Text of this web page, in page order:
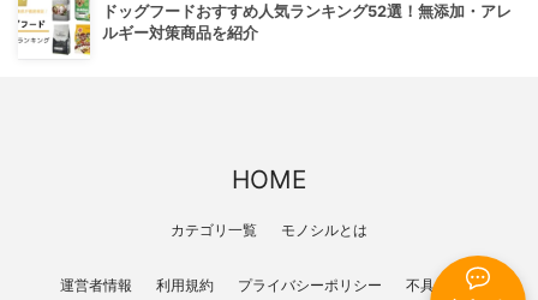
ドッグフードおすすめ人気ランキング52選！無添加・アレ
ルギー対策商品を紹介
HOME
カテゴリ一覧 モノシルとは
運営者情報 利用規約 プライバシーポリシー 不具合報告